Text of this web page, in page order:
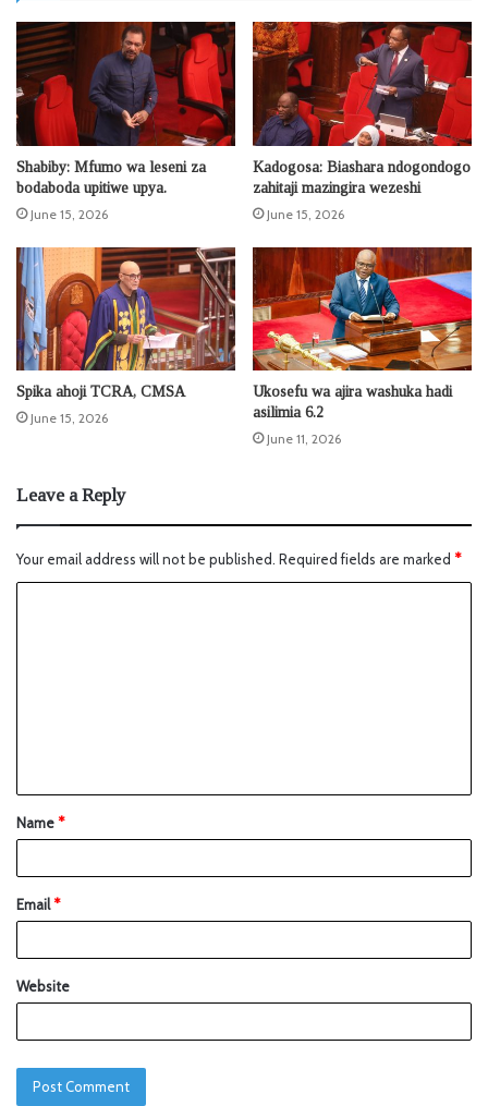
Shabiby: Mfumo wa leseni za
bodaboda upitiwe upya.
June 15, 2026
Kadogosa: Biashara ndogondogo
zahitaji mazingira wezeshi
June 15, 2026
Spika ahoji TCRA, CMSA
June 15, 2026
Ukosefu wa ajira washuka hadi
asilimia 6.2
June 11, 2026
Leave a Reply
Your email address will not be published. Required fields are marked *
Name*
Email*
Website